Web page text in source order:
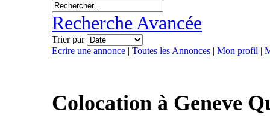
Recherche Avancée
Trier par
Ecrire une annonce | Toutes les Annonces | Mon profil |
Colocation à Geneve